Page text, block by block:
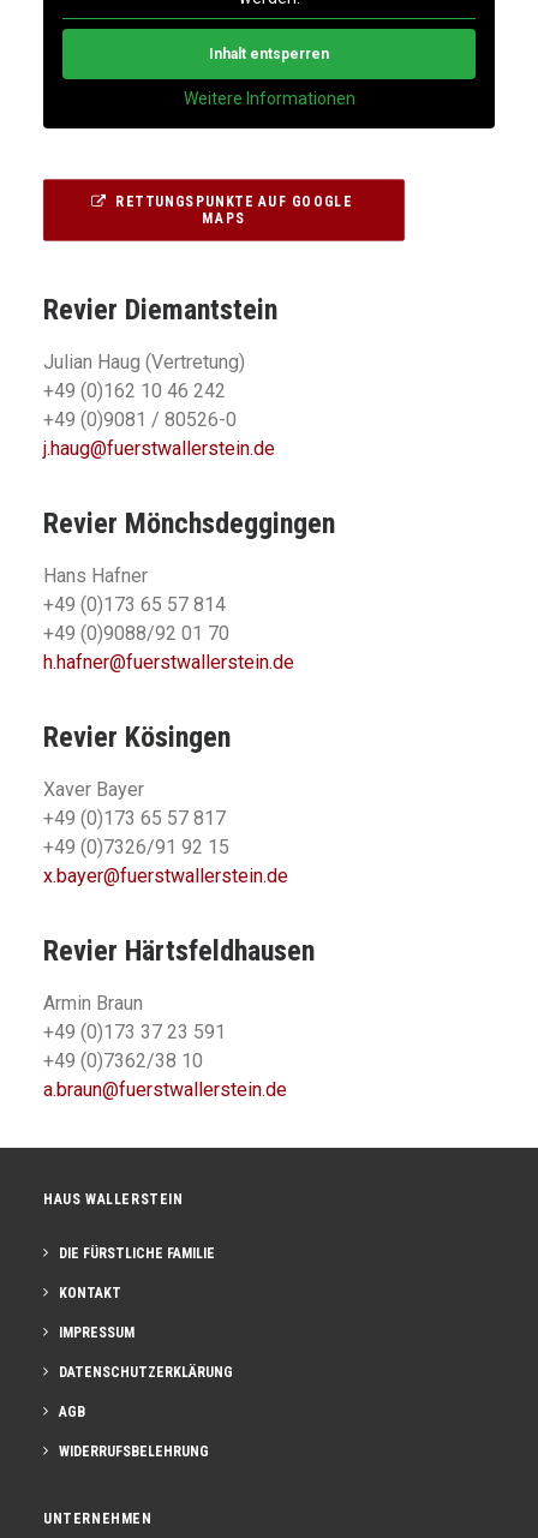
Inhalt entsperren
Weitere Informationen
RETTUNGSPUNKTE AUF GOOGLE
MAPS
Revier Diemantstein
Julian Haug (Vertretung)
+49 (0)162 10 46 242
+49 (0)9081 / 80526-0
j.haug@fuerstwallerstein.de
Revier Mönchsdeggingen
Hans Hafner
+49 (0)173 65 57 814
+49 (0)9088/92 01 70
h.hafner@fuerstwallerstein.de
Revier Kösingen
Xaver Bayer
+49 (0)173 65 57 817
+49 (0)7326/91 92 15
x.bayer@fuerstwallerstein.de
Revier Härtsfeldhausen
Armin Braun
+49 (0)173 37 23 591
+49 (0)7362/38 10
a.braun@fuerstwallerstein.de
HAUS WALLERSTEIN
DIE FÜRSTLICHE FAMILIE
KONTAKT
IMPRESSUM
DATENSCHUTZERKLÄRUNG
AGB
WIDERRUFSBELEHRUNG
UNTERNEHMEN